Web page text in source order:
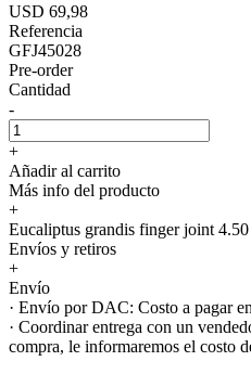
USD 69,98
Referencia
GFJ45028
Pre-order
Cantidad
-
+
Añadir al carrito
Más info del producto
+
Eucaliptus grandis finger joint
Envíos y retiros
+
Envío
· Envío por DAC: Costo a pagar
· Coordinar entrega con un
compra, le informaremos el costo